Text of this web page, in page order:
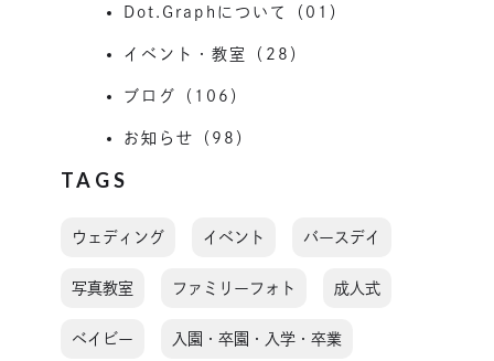
Dot.Graphについて（01）
イベント・教室（28）
ブログ（106）
お知らせ（98）
TAGS
ウェディング イベント バースデイ
写真教室 ファミリーフォト 成人式
ベイビー 入園・卒園・入学・卒業